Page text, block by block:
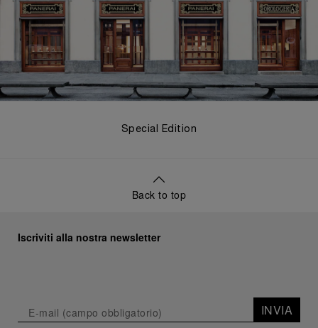
Special Edition
Back to top
Iscriviti alla nostra newsletter
INVIA